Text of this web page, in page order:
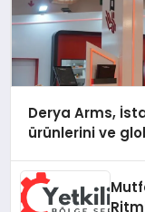
Derya Arms,
ürünlerini ve